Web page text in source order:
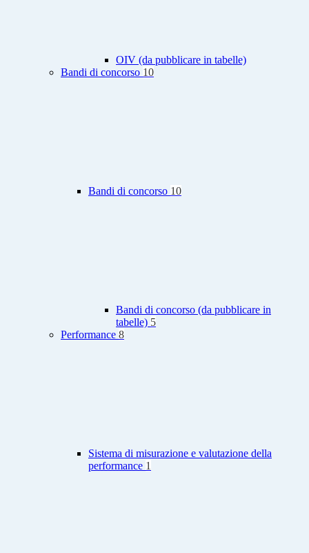
OIV (da pubblicare in tabelle)
Bandi di concorso 10
Bandi di concorso 10
Bandi di concorso (da pubblicare in
tabelle) 5
Performance 8
Sistema di misurazione e valutazione della
performance 1